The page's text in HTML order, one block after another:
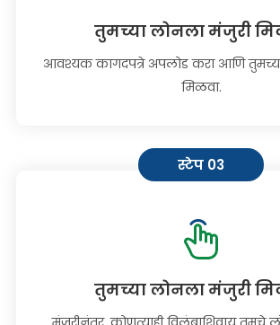
तुमच्या लोनला मंजुरी
आवश्यक कागदपत्रे अपलोड करा आणि
मिळवा.
स्टेप 03
तुमच्या लोनला मंजुरी